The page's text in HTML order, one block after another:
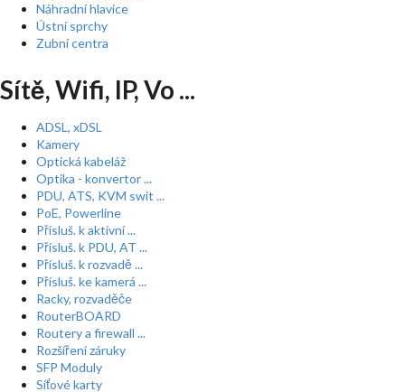
Náhradní hlavice
Ústní sprchy
Zubní centra
Sítě, Wifi, IP, Vo ...
ADSL, xDSL
Kamery
Optická kabeláž
Optika - konvertor ...
PDU, ATS, KVM swit ...
PoE, Powerline
Přísluš. k aktivní ...
Přísluš. k PDU, AT ...
Přísluš. k rozvadě ...
Přísluš. ke kamerá ...
Racky, rozvaděče
RouterBOARD
Routery a firewall ...
Rozšíření záruky
SFP Moduly
Síťové karty